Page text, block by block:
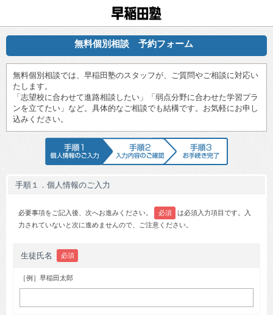
無料個別相談 予約フォーム
無料個別相談では、早稲田塾のスタッフが、ご質問やご相談に対応い
たします。
「志望校に合わせて進路相談したい」「弱点分野に合わせた学習プラ
ンを立てたい」など。具体的なご相談でも結構です。お気軽にお申し
込みください。
手順1 個人情報のご入力手順2 入力内容のご確認
手順１．個人情報のご入力
必要事項をご記入後、次へお進みください。 必須
は必須入力項目です。入
力されていないと次に進めませんので、ご注意ください。
生徒氏名 必須
［例］早稲田太郎